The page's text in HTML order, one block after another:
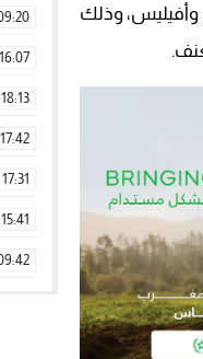
وأفيليس، وذلك
16:07
18:13
17:42
17:31
15:41